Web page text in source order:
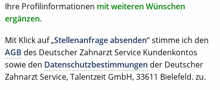
Ihre Profilinformationen mit weiteren Wünschen
ergänzen.
Mit Klick auf „Stellenanfrage absenden“ stimme ich den
AGB des Deutscher Zahnarzt Service Kundenkontos
sowie den Datenschutzbestimmungen der Deutscher
Zahnarzt Service, Talentzeit GmbH, 33611 Bielefeld. zu.